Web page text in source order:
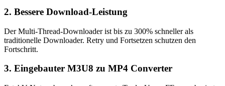
2. Bessere Download-Leistung
Der Multi-Thread-Downloader ist bis zu 300% schneller als
traditionelle Downloader. Retry und Fortsetzen schutzen den
Fortschritt.
3. Eingebauter M3U8 zu MP4 Converter